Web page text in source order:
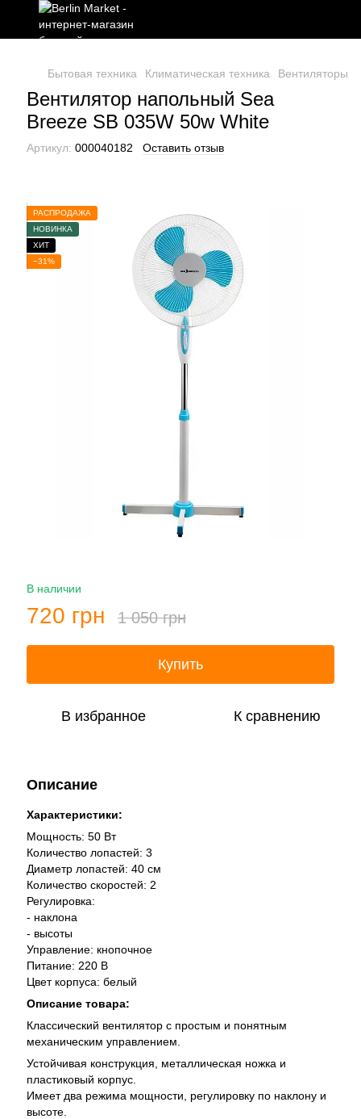
Бытовая техника Климатическая техника Вентиляторы
Вентилятор напольный Sea
Breeze SB 035W 50w White
Артикул: 000040182 Оставить отзыв
РАСПРОДАЖА
НОВИНКА
ХИТ
−31%
В наличии
720 грн 1 050 грн
Купить
В избранное К сравнению
Описание
Характеристики:
Мощность: 50 Вт
Количество лопастей: 3
Диаметр лопастей: 40 см
Количество скоростей: 2
Регулировка:
- наклона
- высоты
Управление: кнопочное
Питание: 220 В
Цвет корпуса: белый
Описание товара:
Классический вентилятор с простым и понятным
механическим управлением.
Устойчивая конструкция, металлическая ножка и
пластиковый корпус.
Имеет два режима мощности, регулировку по наклону и
высоте.